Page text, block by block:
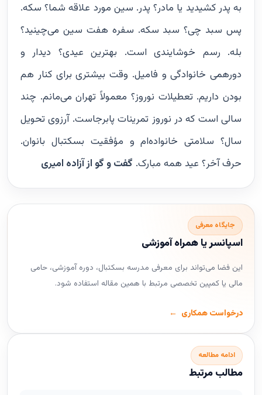
به پدر کشیدید یا مادر؟ پدر. سین مورد علاقه شما؟ سکه.
پس سبد چی؟ سبد سکه. سفره هفت سین می‌چینید؟
بله. رسم خوشایندی است. بهترین عیدی؟ دیدار و
دورهمی خانوادگی و فامیل. وقت بیشتری برای کنار هم
بودن داریم. تعطیلات نوروز؟ معمولاً تهران می‌مانم. چند
سالی است که در نوروز تمرینات پابرجاست. آرزوی تحویل
سال؟ سلامتی خانواده‌ام و مؤفقیت بسکتبال بانوان.
حرف آخر؟ عید همه مبارک. گفت و گو از آزاده امیری
جایگاه معرفی
اسپانسر یا همراه آموزشی
این فضا می‌تواند برای معرفی مدرسه بسکتبال، دوره آموزشی، حامی
مالی یا کمپین تخصصی مرتبط با همین مقاله استفاده شود.
درخواست همکاری
ادامه مطالعه
مطالب مرتبط